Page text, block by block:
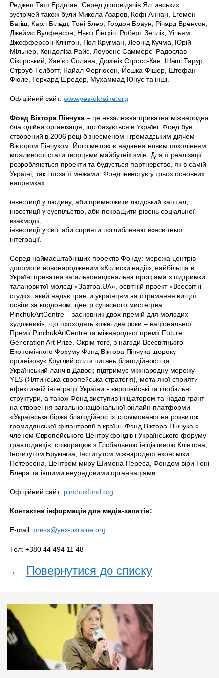
Реджеп Таїп Ердоган. Серед доповідачів Ялтинських
зустрічей також були Микола Азаров, Кофі Аннан, Егемен
Багіш, Карл Більдт, Тоні Блер, Гордон Браун, Річард Бренсон,
Джеймс Вулфенсон, Ньют Ґінгріч, Роберт Зеллік, Уільям
Джефферсон Клінтон, Пол Кругман, Леонід Кучма, Юрій
Мільнер, Кондоліза Райс, Лоуренс Саммерс, Радослав
Сікорський, Хав’єр Солана, Домінік Стросс-Кан, Шаші Тарур,
Строуб Телботт, Найал Фергюсон, Йошка Фішер, Штефан
Фюле, Герхард Шредер, Мухаммад Юнус та інші.
Офіційний сайт: www.yes-ukraine.org
Фонд Віктора Пінчука – це незалежна приватна міжнародна
благодійна організація, що базується в Україні. Фонд був
створений в 2006 році бізнесменом і громадським діячем
Віктором Пінчуком. Його метою є надання новим поколінням
можливості стати творцями майбутніх змін. Для її реалізації
розробляються проекти та будується партнерство, як в самій
Україні, так і поза її межами. Фонд інвестує у трьох основних
напрямках:
інвестиції у людину, аби примножити людський капітал;
інвестиції у суспільство, аби покращити рівень соціальної
взаємодії;
інвестиції у світ, аби сприяти поглибленню всесвітньої
інтеграції.
Серед наймасштабніших проектів Фонду: мережа центрів
допомоги новонародженим «Колиски надії», найбільша в
Україні приватна загальнонаціональна програма з підтримки
талановитої молоді «Завтра.UA», освітній проект «Всесвітні
студії», який надає гранти українцям на отримання вищої
освіти за кордоном; центр сучасного мистецтва
PinchukArtCentre – засновник двох премій для молодих
художників, що проходять кожні два роки – національної
Премії PinchukArtCentre та міжнародної премії Future
Generation Art Prize. Окрім того, з нагоди Всесвітнього
Економічного Форуму Фонд Віктора Пінчука щороку
організовує Круглий стіл з питань благодійності та
Український ланч в Давосі; підтримує міжнародну мережу
YES (Ялтинська європейська стратегія), мета якої сприяти
ефективній інтеграції України в європейські та глобальні
структури, а також Фонд виступив ініціатором та надав грант
на створення загальнонаціональної онлайн-платформи
«Українська біржа благодійності» спрямованої на розвиток
громадянської філантропії в країні. Фонд Віктора Пінчука є
членом Європейського Центру фондів і Українського форуму
грантодавців, співпрацює з Глобальною ініціативою Клінтона,
Інститутом Брукінгза, Інститутом міжнародної економіки
Петерсона, Центром миру Шимона Переса, Фондом віри Тоні
Блера та іншими неурядовими організаціями.
Офіційний сайт: pinchukfund.org
Контактна інформація для медіа-запитів:
E-mail: press@yes-ukraine.org
Тел: +380 44 494 11 48
← Повернутися до списку